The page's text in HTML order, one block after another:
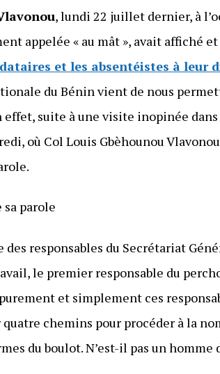
, lundi 22 juillet dernier, à
appelée « au mât », avait affiché
et les absentéistes à leur
du Bénin vient de nous
effet, suite à une visite inopinée
où Col Louis Gbèhounou
sa parole
responsables du Secrétariat
le premier responsable du
et simplement ces
quatre chemins pour procéder à la
du boulot. N’est-il pas un homme